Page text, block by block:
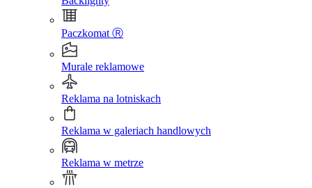
Paczkomat Ⓡ
Murale reklamowe
Reklama na lotniskach
Reklama w galeriach handlowych
Reklama w metrze